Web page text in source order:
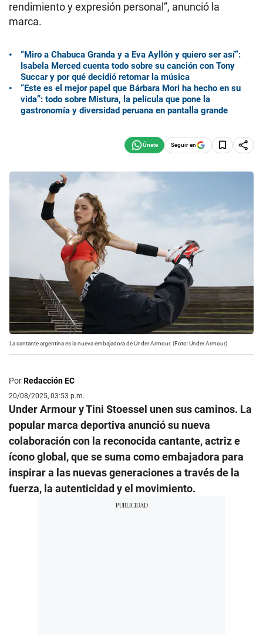
rendimiento y expresión personal”, anunció la
marca.
“Miro a Chabuca Granda y a Eva Ayllón y quiero ser así”:
Isabela Merced cuenta todo sobre su canción con Tony
Succar y por qué decidió retomar la música
“Este es el mejor papel que Bárbara Mori ha hecho en su
vida”: todo sobre Mistura, la película que pone la
gastronomía y diversidad peruana en pantalla grande
Seguir en
La cantante argentina es la nueva embajadora de Under Armour. (Foto: Under Armour)
PorRedacción EC
20/08/2025, 03:53 p.m.
Under Armour y Tini Stoessel unen sus caminos. La
popular marca deportiva anunció su nueva
colaboración con la reconocida cantante, actriz e
ícono global, que se suma como embajadora para
inspirar a las nuevas generaciones a través de la
fuerza, la autenticidad y el movimiento.